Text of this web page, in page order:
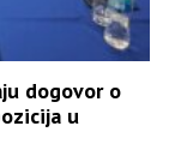
dogovor o
u